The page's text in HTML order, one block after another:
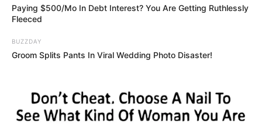
Why this ordinary drink is the secret to feeling
Paying $500/Mo In Debt Interest? You Are Getting Ruthlessly
Fleeced
BUZZDAY
Groom Splits Pants In Viral Wedding Photo Disaster!